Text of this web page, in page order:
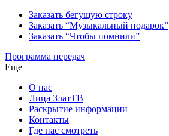
Заказать бегущую строку
Заказать “Музыкальный подарок”
Заказать “Чтобы помнили”
Программа передач
Еще
О нас
Лица ЗлатТВ
Раскрытие информации
Контакты
Где нас смотреть